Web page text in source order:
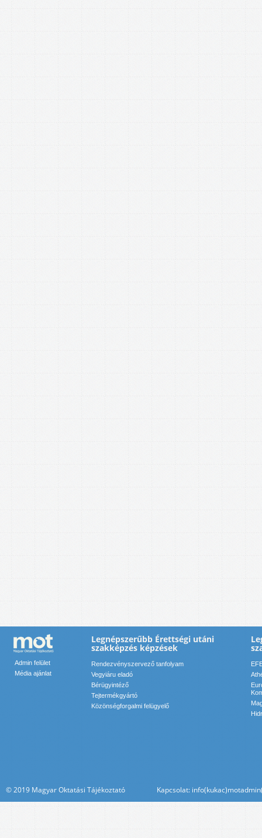
Admin felület
Média ajánlat
Legnépszerűbb Érettségi utáni
szakképzés képzések
Rendezvényszervező tanfolyam
Vegyiáru eladó
Bérügyintéző
Tejtermékgyártó
Közönségforgalmi felügyelő
© 2019 Magyar Oktatási Tájékoztató Kapcsolat: